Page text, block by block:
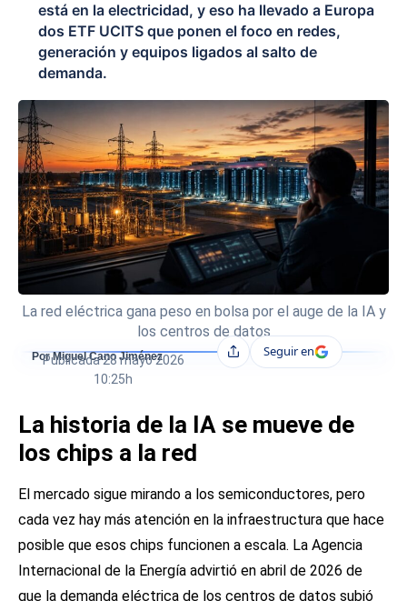
está en la electricidad, y eso ha llevado a Europa
dos ETF UCITS que ponen el foco en redes,
generación y equipos ligados al salto de
demanda.
La red eléctrica gana peso en bolsa por el auge de la IA y
los centros de datos
Por Miguel Cano Jiménez
Publicada28 mayo 2026
10:25h
CompartirSeguir en
La historia de la IA se mueve de
los chips a la red
El mercado sigue mirando a los semiconductores, pero
cada vez hay más atención en la infraestructura que hace
posible que esos chips funcionen a escala. La Agencia
Internacional de la Energía advirtió en abril de 2026 de
que la demanda eléctrica de los centros de datos subió